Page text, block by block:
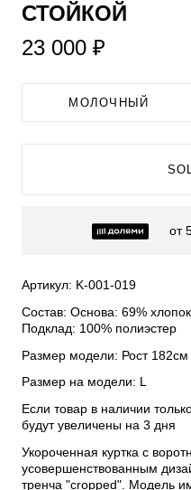
СТОЙКОЙ
23 000 ₽
МОЛОЧНЫЙ
Артикул: K-001-019
Состав: Основа: 69%
Подклад: 100% полиэстер
Размер модели: Рост
Размер на модели: L
Если товар в наличии
будут увеличены на 3 дня
Укороченная куртка с
усовершенствованным
тренча "cropped". Модель